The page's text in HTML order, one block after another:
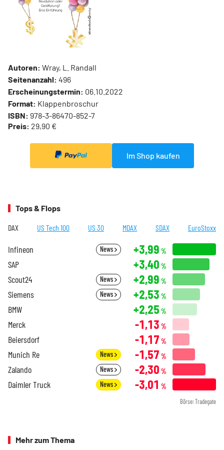
Autoren: Wray, L. Randall
Seitenanzahl: 496
Erscheinungstermin: 06.10.2022
Format: Klappenbroschur
ISBN: 978-3-86470-852-7
Preis: 29,90 €
Im Shop kaufen
Tops & Flops
DAX US Tech 100 US 30 MDAX SDAX EuroStoxx
Infineon News +3,99 %
SAP +3,40 %
Scout24 News +2,99 %
Siemens News +2,53 %
BMW +2,25 %
Merck -1,13 %
Beiersdorf -1,17 %
Munich Re News -1,57 %
Zalando News -2,30 %
Daimler Truck News -3,01 %
Börse: Tradegate
Mehr zum Thema